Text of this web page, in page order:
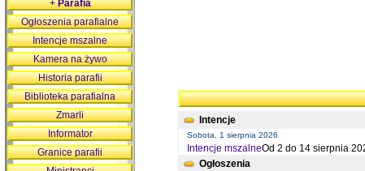
Intencje
Sobota, 1 sierpnia 2026
Intencje mszalneOd 2 do 14 sierpnia
Ogłoszenia
+Parafia
Ogłoszenia parafialne
Intencje mszalne
Kamera na żywo
Historia parafii
Biblioteka parafialna
Zmarli
Informator
Granice parafii